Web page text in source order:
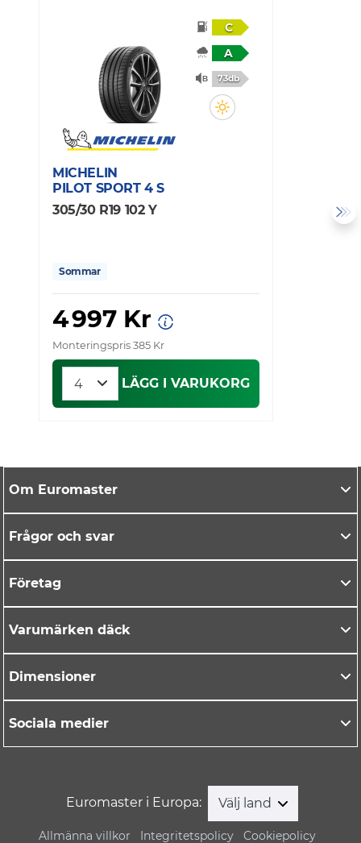
C
A
73db
MICHELIN
PILOT SPORT 4 S
305/30 R19 102 Y
Sommar
4 997 Kr
Monteringspris 385 Kr
LÄGG I VARUKORG
Om Euromaster
Frågor och svar
Företag
Varumärken däck
Dimensioner
Sociala medier
Euromaster i Europa: Välj land
Allmänna villkor Integritetspolicy Cookiepolicy